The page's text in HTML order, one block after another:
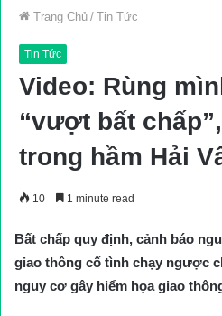
Trang Chủ / Tin Tức
Tin Tức
Video: Rùng
“vượt bất
trong hầm Hải
10 1 minute read
Bất chấp quy định, cảnh báo
giao thông cố tình chạy ngược
nguy cơ gây hiểm họa giao